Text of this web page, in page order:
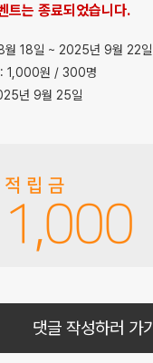
트는 종료되었습니다.
월 18일 ~ 2025년 9월 22일
: 1,000원 / 300명
년 9월 25일
적립금
1,000
댓글 작성하러 가기